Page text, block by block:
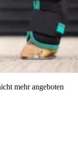
mehr angeboten